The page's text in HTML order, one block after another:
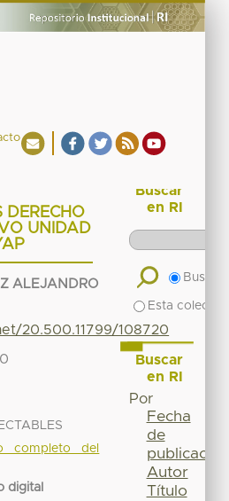
DERECHO
UNIDAD
ALEJANDRO
20.500.11799/108720
completo del
digital
Buscar
en RI
Buscar
Esta
Buscar
en RI
Por
Fecha
de
publicación
Autor
Título